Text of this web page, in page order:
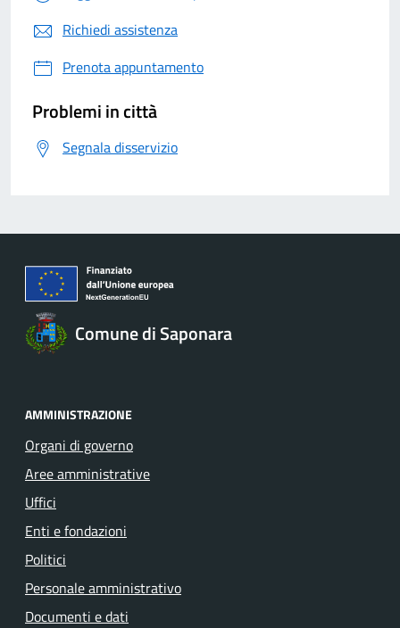
Richiedi assistenza
Prenota appuntamento
Problemi in città
Segnala disservizio
Comune di Saponara
AMMINISTRAZIONE
Organi di governo
Aree amministrative
Uffici
Enti e fondazioni
Politici
Personale amministrativo
Documenti e dati